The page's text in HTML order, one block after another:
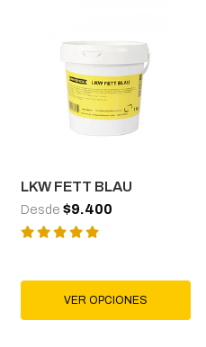
LKW FETT BLAU
Desde $9.400
VER OPCIONES